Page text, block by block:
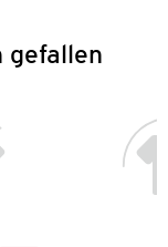
gefallen